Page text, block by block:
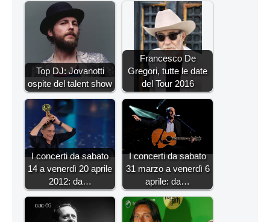
Top DJ: Jovanotti
ospite del talent show
Francesco De
Gregori, tutte le date
del Tour 2016
I concerti da sabato
14 a venerdì 20 aprile
2012: da…
I concerti da sabato
31 marzo a venerdì 6
aprile: da…